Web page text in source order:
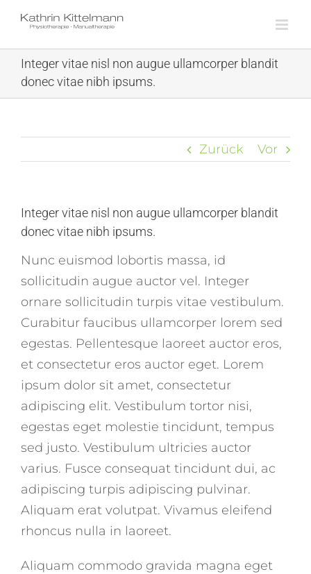
content
Integer vitae nisl non augue ullamcorper blandit
donec vitae nibh ipsums.
Zurück Vor
Integer vitae nisl non augue ullamcorper blandit
donec vitae nibh ipsums.
Nunc euismod lobortis massa, id
sollicitudin augue auctor vel. Integer
ornare sollicitudin turpis vitae vestibulum.
Curabitur faucibus ullamcorper lorem sed
egestas. Pellentesque laoreet auctor eros,
et consectetur eros auctor eget. Lorem
ipsum dolor sit amet, consectetur
adipiscing elit. Vestibulum tortor nisi,
egestas eget molestie tincidunt, tempus
sed justo. Vestibulum ultricies auctor
varius. Fusce consequat tincidunt dui, ac
adipiscing turpis adipiscing pulvinar.
Aliquam erat volutpat. Vivamus eleifend
rhoncus nulla in laoreet.
Aliquam commodo gravida magna eget